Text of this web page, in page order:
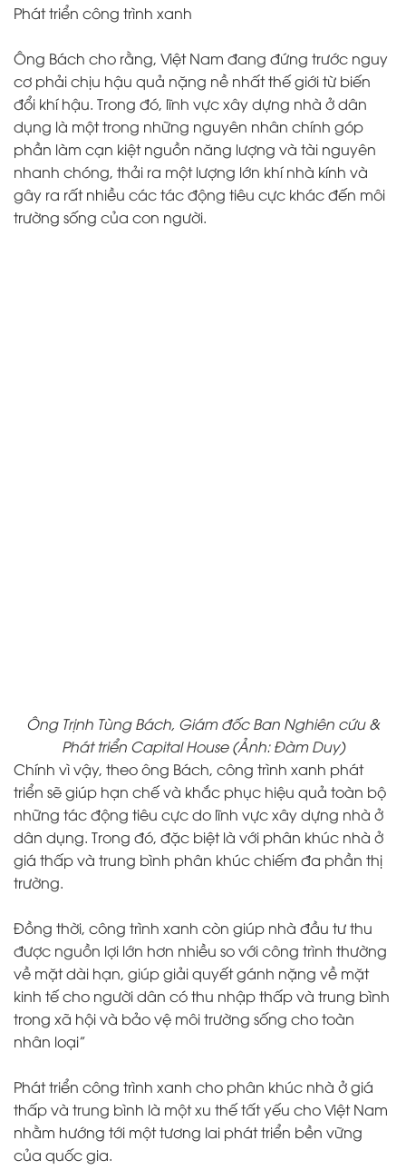
Phát triển công trình xanh
Ông Bách cho rằng, Việt Nam đang đứng trước nguy
cơ phải chịu hậu quả nặng nề nhất thế giới từ biến
đổi khí hậu. Trong đó, lĩnh vực xây dựng nhà ở dân
dụng là một trong những nguyên nhân chính góp
phần làm cạn kiệt nguồn năng lượng và tài nguyên
nhanh chóng, thải ra một lượng lớn khí nhà kính và
gây ra rất nhiều các tác động tiêu cực khác đến môi
trường sống của con người.
Ông Trịnh Tùng Bách, Giám đốc Ban Nghiên cứu &
Phát triển Capital House (Ảnh: Đàm Duy)
Chính vì vậy, theo ông Bách, công trình xanh phát
triển sẽ giúp hạn chế và khắc phục hiệu quả toàn bộ
những tác động tiêu cực do lĩnh vực xây dựng nhà ở
dân dụng. Trong đó, đặc biệt là với phân khúc nhà ở
giá thấp và trung bình phân khúc chiếm đa phần thị
trường.
Đồng thời, công trình xanh còn giúp nhà đầu tư thu
được nguồn lợi lớn hơn nhiều so với công trình thường
về mặt dài hạn, giúp giải quyết gánh nặng về mặt
kinh tế cho người dân có thu nhập thấp và trung bình
trong xã hội và bảo vệ môi trường sống cho toàn
nhân loại”
Phát triển công trình xanh cho phân khúc nhà ở giá
thấp và trung bình là một xu thế tất yếu cho Việt Nam
nhằm hướng tới một tương lai phát triển bền vững
của quốc gia.